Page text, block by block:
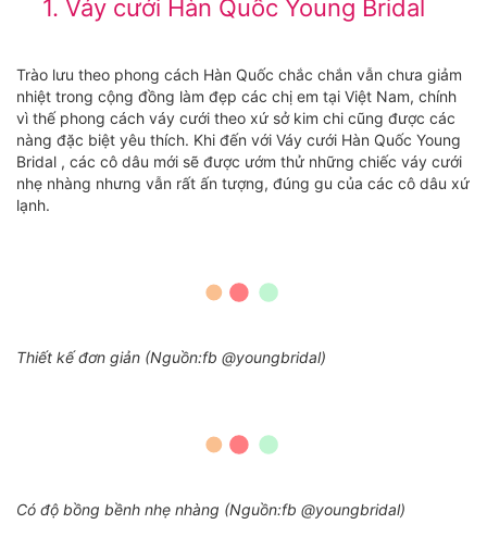
1. Váy cưới Hàn Quốc Young Bridal
Trào lưu theo phong cách Hàn Quốc chắc chắn vẫn chưa giảm
nhiệt trong cộng đồng làm đẹp các chị em tại Việt Nam, chính
vì thế phong cách váy cưới theo xứ sở kim chi cũng được các
nàng đặc biệt yêu thích. Khi đến với Váy cưới Hàn Quốc Young
Bridal , các cô dâu mới sẽ được ướm thử những chiếc váy cưới
nhẹ nhàng nhưng vẫn rất ấn tượng, đúng gu của các cô dâu xứ
lạnh.
Thiết kế đơn giản (Nguồn:fb @youngbridal)
Có độ bồng bềnh nhẹ nhàng (Nguồn:fb @youngbridal)